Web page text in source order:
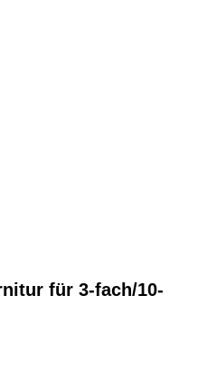
für 3-fach/10-